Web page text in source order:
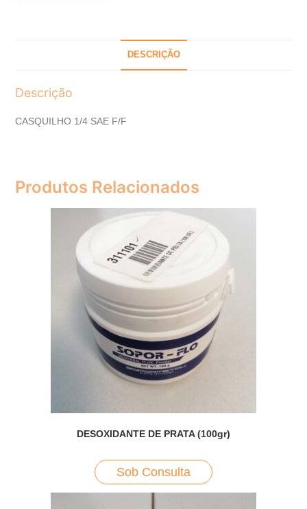
DESCRIÇÃO
Descrição
CASQUILHO 1/4 SAE F/F
Produtos Relacionados
DESOXIDANTE DE PRATA (100gr)
Sob Consulta